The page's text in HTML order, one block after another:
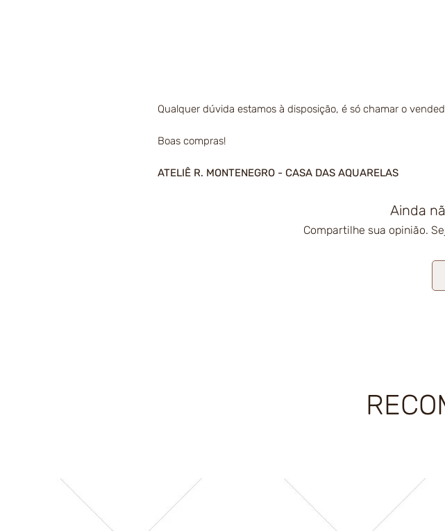
Qualquer dúvida estamos à disposição, é só chamar o
Boas compras!
ATELIÊ R. MONTENEGRO - CASA DAS AQUARELAS
Ainda
Compartilhe sua opinião.